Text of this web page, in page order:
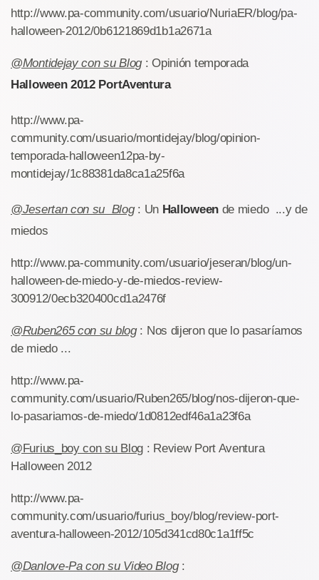
http://www.pa-community.com/usuario/NuriaER/blog/pa-
halloween-2012/0b6121869d1b1a2671a
@Montidejay con su Blog: Opinión temporada
Halloween 2012 PortAventura
http://www.pa-
community.com/usuario/montidejay/blog/opinion-
temporada-halloween12pa-by-
montidejay/1c88381da8ca1a25f6a
@Jesertan con su Blog: Un Halloweende miedo ...y de
miedos
http://www.pa-community.com/usuario/jeseran/blog/un-
halloween-de-miedo-y-de-miedos-review-
300912/0ecb320400cd1a2476f
@Ruben265 con su blog: Nos dijeron que lo pasaríamos
de miedo ...
http://www.pa-
community.com/usuario/Ruben265/blog/nos-dijeron-que-
lo-pasariamos-de-miedo/1d0812edf46a1a23f6a
@Furius_boy con su Blog : Review Port Aventura
Halloween 2012
http://www.pa-
community.com/usuario/furius_boy/blog/review-port-
aventura-halloween-2012/105d341cd80c1a1ff5c
@Danlove-Pa con su Video Blog: